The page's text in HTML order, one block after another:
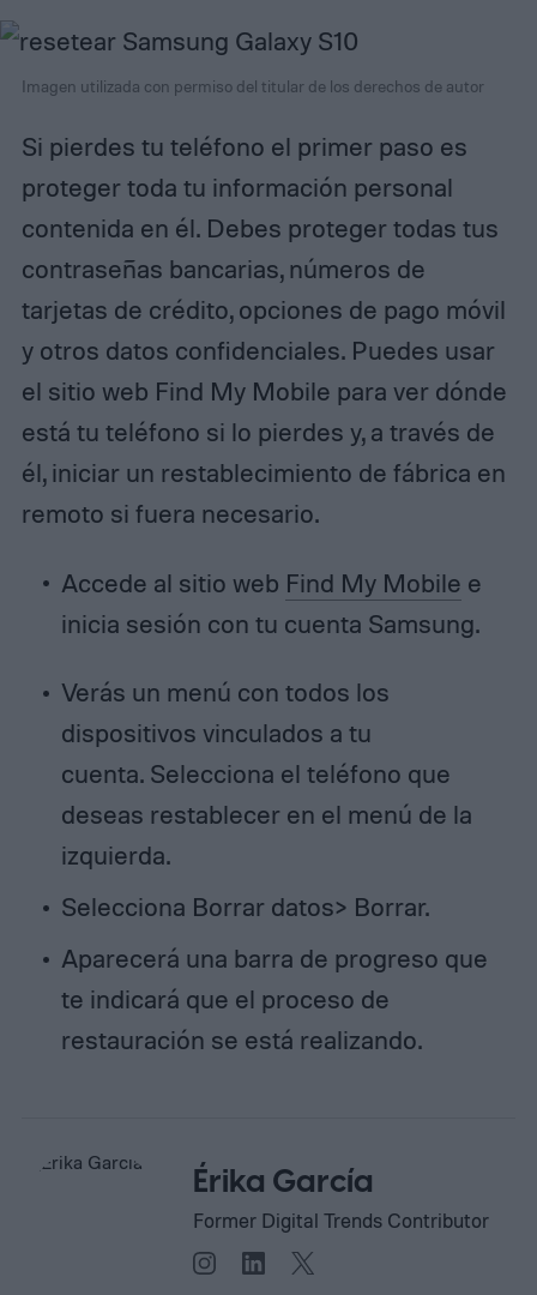
Imagen utilizada con permiso del titular de los derechos de autor
Si pierdes tu teléfono el primer paso es
proteger toda tu información personal
contenida en él. Debes proteger todas tus
contraseñas bancarias, números de
tarjetas de crédito, opciones de pago móvil
y otros datos confidenciales. Puedes usar
el sitio web Find My Mobile para ver dónde
está tu teléfono si lo pierdes y, a través de
él, iniciar un restablecimiento de fábrica en
remoto si fuera necesario.
Accede al sitio web Find My Mobile e
inicia sesión con tu cuenta Samsung.
Verás un menú con todos los
dispositivos vinculados a tu
cuenta. Selecciona el teléfono que
deseas restablecer en el menú de la
izquierda.
Selecciona Borrar datos> Borrar.
Aparecerá una barra de progreso que
te indicará que el proceso de
restauración se está realizando.
Érika García
Former Digital Trends Contributor